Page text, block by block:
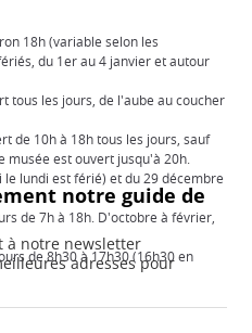
18h (variable selon les
du 1er au 4 janvier et autour
tous les jours, de l'aube au coucher
de 10h à 18h tous les jours, sauf
musée est ouvert jusqu'à 20h.
lundi est férié) et du 29 décembre
de 7h à 18h. D'octobre à février,
de 8h30 à 17h30 (16h30 en